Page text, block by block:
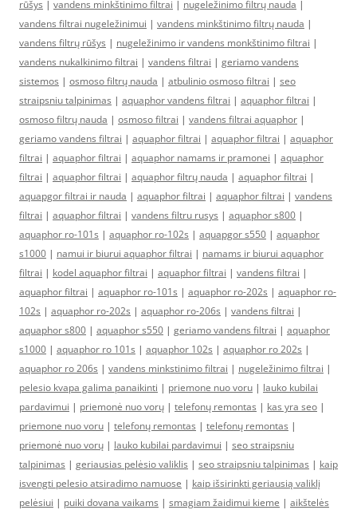
rūšys | vandens minkštinimo filtrai | nugeležinimo filtrų nauda |
vandens filtrai nugeležinimui | vandens minkštinimo filtrų nauda |
vandens filtrų rūšys | nugeležinimo ir vandens monkštinimo filtrai |
vandens nukalkinimo filtrai | vandens filtrai | geriamo vandens
sistemos | osmoso filtrų nauda | atbulinio osmoso filtrai | seo
straipsniu talpinimas | aquaphor vandens filtrai | aquaphor filtrai |
osmoso filtrų nauda | osmoso filtrai | vandens filtrai aquaphor |
geriamo vandens filtrai | aquaphor filtrai | aquaphor filtrai | aquaphor
filtrai | aquaphor filtrai | aquaphor namams ir pramonei | aquaphor
filtrai | aquaphor filtrai | aquaphor filtrų nauda | aquaphor filtrai |
aquapgor filtrai ir nauda | aquaphor filtrai | aquaphor filtrai | vandens
filtrai | aquaphor filtrai | vandens filtru rusys | aquaphor s800 |
aquaphor ro-101s | aquaphor ro-102s | aquapgor s550 | aquaphor
s1000 | namui ir biurui aquaphor filtrai | namams ir biurui aquaphor
filtrai | kodel aquaphor filtrai | aquaphor filtrai | vandens filtrai |
aquaphor filtrai | aquaphor ro-101s | aquaphor ro-202s | aquaphor ro-
102s | aquaphor ro-202s | aquaphor ro-206s | vandens filtrai |
aquaphor s800 | aquaphor s550 | geriamo vandens filtrai | aquaphor
s1000 | aquaphor ro 101s | aquaphor 102s | aquaphor ro 202s |
aquaphor ro 206s | vandens minkstinimo filtrai | nugeležinimo filtrai |
pelesio kvapa galima panaikinti | priemone nuo voru | lauko kubilai
pardavimui | priemonė nuo vorų | telefonų remontas | kas yra seo |
priemone nuo voru | telefonų remontas | telefonų remontas |
priemonė nuo vorų | lauko kubilai pardavimui | seo straipsniu
talpinimas | geriausias pelėsio valiklis | seo straipsniu talpinimas | kaip
isvengti pelesio atsiradimo namuose | kaip išsirinkti geriausią valiklį
pelėsiui | puiki dovana vaikams | smagiam žaidimui kieme | aikštelės